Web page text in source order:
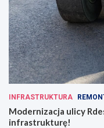
INFRASTRUKTURA
Modernizacja ulicy
infrastrukturę!